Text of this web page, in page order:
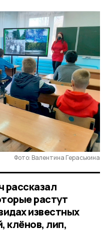
Фото: Валентина Гераськина
рассказал
растут
известных
клёнов, лип,